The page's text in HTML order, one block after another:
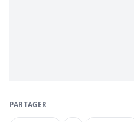
PARTAGER